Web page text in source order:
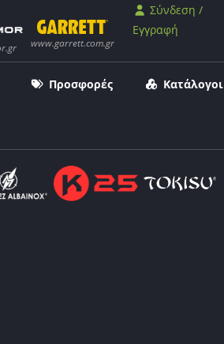
Σύνδεση /
Εγγραφή
Προσφορές Κατάλογοι